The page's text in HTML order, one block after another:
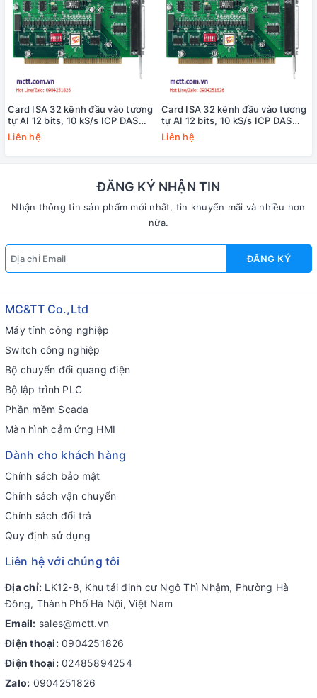
Card ISA 32 kênh đầu vào tương
tự AI 12 bits, 10 kS/s ICP DAS
ISO-813/S CR
Liên hệ
Card ISA 32 kênh đầu vào tương
tự AI 12 bits, 10 kS/s ICP DAS
ISO-813 CR
Liên hệ
ĐĂNG KÝ NHẬN TIN
Nhận thông tin sản phẩm mới nhất, tin khuyến mãi và nhiều hơn
nữa.
ĐĂNG KÝ
MC&TT Co.,Ltd
Máy tính công nghiệp
Switch công nghiệp
Bộ chuyển đổi quang điện
Bộ lập trình PLC
Phần mềm Scada
Màn hình cảm ứng HMI
Dành cho khách hàng
Chính sách bảo mật
Chính sách vận chuyển
Chính sách đổi trả
Quy định sử dụng
Liên hệ với chúng tôi
Địa chỉ: LK12-8, Khu tái định cư Ngô Thì Nhậm, Phường Hà
Đông, Thành Phố Hà Nội, Việt Nam
Email: sales@mctt.vn
Điện thoại: 0904251826
Điện thoại: 02485894254
Zalo: 0904251826